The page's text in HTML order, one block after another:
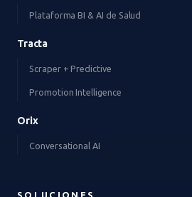
Plataforma BI & AI de Salud
Tracta
Scraper + Predictive
Promotion Intelligence
Orix
Conversational AI
SOLUCIONES